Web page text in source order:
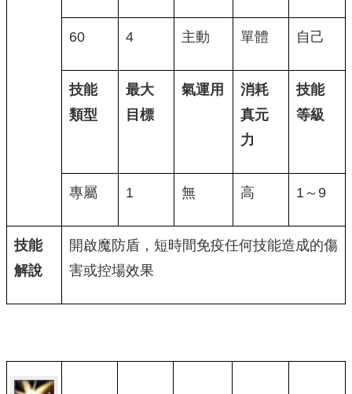
60 4 主動 單體 自己
技能
類型
最大
目標
氣運用
消耗
真元
力
技能
等級
專屬 1 無 高 1～9
技能
解說
開啟魔防盾，短時間免疫任何技能造成的傷
害或控場效果